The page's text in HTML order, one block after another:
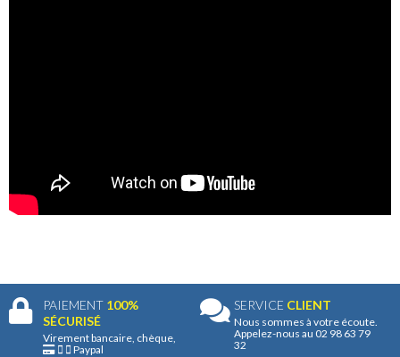
PAIEMENT 100%
SÉCURISÉ
Virement bancaire, chèque,
Paypal
SERVICE CLIENT
Nous sommes à votre écoute.
Appelez-nous au 02 98 63 79
32